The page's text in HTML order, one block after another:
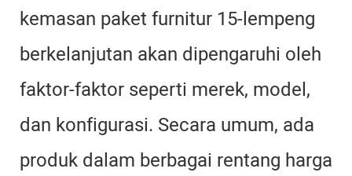
kemasan paket furnitur 15-lempeng
berkelanjutan akan dipengaruhi oleh
faktor-faktor seperti merek, model,
dan konfigurasi. Secara umum, ada
produk dalam berbagai rentang harga